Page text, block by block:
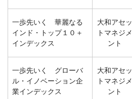
一歩先いく 華麗なる
インド・トップ１０＋
インデックス
大和アセッ
トマネジメ
ント
一歩先いく グローバ
ル・イノベーション企
業インデックス
大和アセッ
トマネジメ
ント